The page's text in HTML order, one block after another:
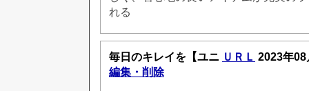
れる
毎日のキレイを【ユニ ＵＲＬ 2023年08
編集・削除